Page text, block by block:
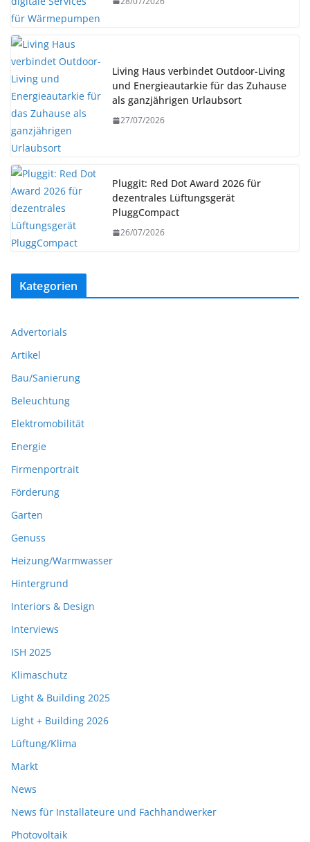
Living Haus verbindet Outdoor-Living
und Energieautarkie für das Zuhause
als ganzjährigen Urlaubsort
27/07/2026
Pluggit: Red Dot Award 2026 für
dezentrales Lüftungsgerät
PluggCompact
26/07/2026
Kategorien
Advertorials
Artikel
Bau/Sanierung
Beleuchtung
Elektromobilität
Energie
Firmenportrait
Förderung
Garten
Genuss
Heizung/Warmwasser
Hintergrund
Interiors & Design
Interviews
ISH 2025
Klimaschutz
Light & Building 2025
Light + Building 2026
Lüftung/Klima
Markt
News
News für Installateure und Fachhandwerker
Photovoltaik